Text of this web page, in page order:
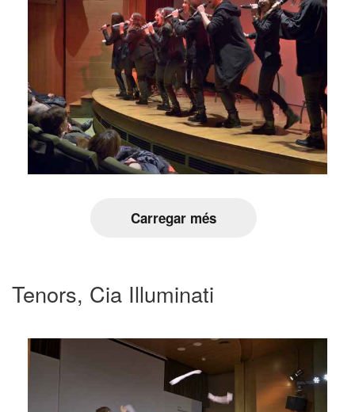
Carregar més
Tenors, Cia Illuminati